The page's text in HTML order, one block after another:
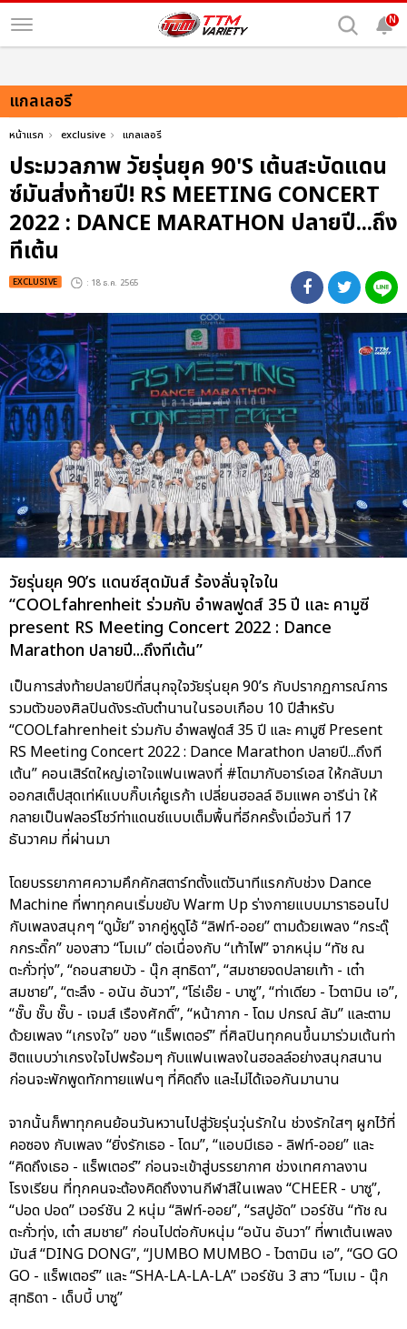
N
แกลเลอรี
หน้าแรก exclusive แกลเลอรี
ประมวลภาพ วัยรุ่นยุค 90'S เต้นสะบัดแดน
ซ์มันส่งท้ายปี! RS MEETING CONCERT
2022 : DANCE MARATHON ปลายปี...ถึง
ทีเต้น
EXCLUSIVE : 18 ธ.ค. 2565
วัยรุ่นยุค 90’s แดนซ์สุดมันส์ ร้องลั่นจุใจใน
“COOLfahrenheit ร่วมกับ อำพลฟูดส์ 35 ปี และ คามูซี
present RS Meeting Concert 2022 : Dance
Marathon ปลายปี...ถึงทีเต้น”
เป็นการส่งท้ายปลายปีที่สนุกจุใจวัยรุ่นยุค 90’s กับปรากฏการณ์การ
รวมตัวของศิลปินดังระดับตำนานในรอบเกือบ 10 ปีสำหรับ
“COOLfahrenheit ร่วมกับ อำพลฟูดส์ 35 ปี และ คามูซี Present
RS Meeting Concert 2022 : Dance Marathon ปลายปี...ถึงที
เต้น” คอนเสิร์ตใหญ่เอาใจแฟนเพลงที่ #โตมากับอาร์เอส ให้กลับมา
ออกสเต็ปสุดเท่ห์แบบกิ๊บเก๋ยูเรก้า เปลี่ยนฮอลล์ อิมแพค อารีน่า ให้
กลายเป็นฟลอร์โชว์ท่าแดนซ์แบบเต็มพื้นที่อีกครั้งเมื่อวันที่ 17
ธันวาคม ที่ผ่านมา
โดยบรรยากาศความคึกคักสตาร์ทตั้งแต่วินาทีแรกกับช่วง Dance
Machine ที่พาทุกคนเริ่มขยับ Warm Up ร่างกายแบบมาราธอนไป
กับเพลงสนุกๆ “ดูมั้ย” จากคู่หูดูโอ้ “ลิฟท์-ออย” ตามด้วยเพลง “กระดุ๊
กกระดิ๊ก” ของสาว “โมเม” ต่อเนื่องกับ “เท้าไฟ” จากหนุ่ม “ทัช ณ
ตะกั่วทุ่ง”, “ถอนสายบัว - นุ๊ก สุทธิดา”, “สมชายจดปลายเท้า - เต๋า
สมชาย”, “ตะลึง - อนัน อันวา”, “โธ่เอ๊ย - บาซู”, “ท่าเดียว - ไวตามิน เอ”,
“ชั๊บ ชั๊บ ชั๊บ - เจมส์ เรืองศักดิ์”, “หน้ากาก - โดม ปกรณ์ ลัม” และตาม
ด้วยเพลง “เกรงใจ” ของ “แร็พเตอร์” ที่ศิลปินทุกคนขึ้นมาร่วมเต้นท่า
ฮิตแบบว่าเกรงใจไปพร้อมๆ กับแฟนเพลงในฮอลล์อย่างสนุกสนาน
ก่อนจะพักพูดทักทายแฟนๆ ที่คิดถึง และไม่ได้เจอกันมานาน
จากนั้นก็พาทุกคนย้อนวันหวานไปสู่วัยรุ่นวุ่นรักใน ช่วงรักใสๆ ผูกไว้ที่
คอซอง กับเพลง “ยิ่งรักเธอ - โดม”, “แอบมีเธอ - ลิฟท์-ออย” และ
“คิดถึงเธอ - แร็พเตอร์” ก่อนจะเข้าสู่บรรยากาศ ช่วงเทศกาลงาน
โรงเรียน ที่ทุกคนจะต้องคิดถึงงานกีฬาสีในเพลง “CHEER - บาซู”,
“ปอด ปอด” เวอร์ชัน 2 หนุ่ม “ลิฟท์-ออย”, “รสปูอัด” เวอร์ชัน “ทัช ณ
ตะกั่วทุ่ง, เต๋า สมชาย” ก่อนไปต่อกับหนุ่ม “อนัน อันวา” ที่พาเต้นเพลง
มันส์ “DING DONG”, “JUMBO MUMBO - ไวตามิน เอ”, “GO GO
GO - แร็พเตอร์” และ “SHA-LA-LA-LA” เวอร์ชัน 3 สาว “โมเม - นุ๊ก
สุทธิดา - เด็บบี้ บาซู”